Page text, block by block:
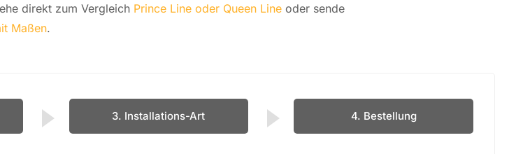
direkt zum Ver­gleich Prince Line oder Queen Lineoder sende
Maßen.
3. Installations-Art 4. Bestellung